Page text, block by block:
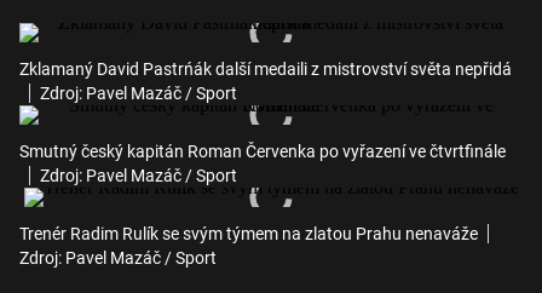
Zklamaný David Pastrńák další medaili z mistrovství světa nepřidá
Zdroj: Pavel Mazáč / Sport
Smutný český kapitán Roman Červenka po vyřazení ve čtvrtfinále
Zdroj: Pavel Mazáč / Sport
Trenér Radim Rulík se svým týmem na zlatou Prahu nenaváže
Zdroj: Pavel Mazáč / Sport